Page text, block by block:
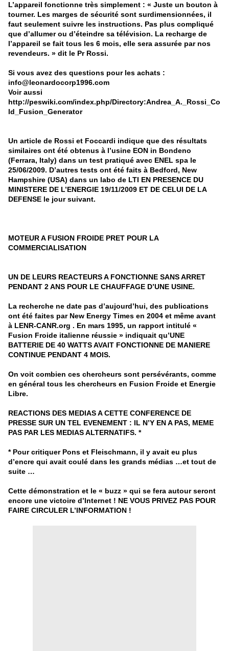
L’appareil fonctionne très simplement : « Juste un bouton à
tourner. Les marges de sécurité sont surdimensionnées, il
faut seulement suivre les instructions. Pas plus compliqué
que d’allumer ou d’éteindre sa télévision. La recharge de
l’appareil se fait tous les 6 mois, elle sera assurée par nos
revendeurs. » dit le Pr Rossi.
Si vous avez des questions pour les achats :
info@leonardocorp1996.com
Voir aussi
http://peswiki.com/index.php/Directory:Andrea_A._Rossi_Co
ld_Fusion_Generator
Un article de Rossi et Foccardi indique que des résultats
similaires ont été obtenus à l’usine EON in Bondeno
(Ferrara, Italy) dans un test pratiqué avec ENEL spa le
25/06/2009. D’autres tests ont été faits à Bedford, New
Hampshire (USA) dans un labo de LTI EN PRESENCE DU
MINISTERE DE L’ENERGIE 19/11/2009 ET DE CELUI DE LA
DEFENSE le jour suivant.
MOTEUR A FUSION FROIDE PRET POUR LA
COMMERCIALISATION
UN DE LEURS REACTEURS A FONCTIONNE SANS ARRET
PENDANT 2 ANS POUR LE CHAUFFAGE D’UNE USINE.
La recherche ne date pas d’aujourd’hui, des publications
ont été faites par New Energy Times en 2004 et même avant
à LENR-CANR.org . En mars 1995, un rapport intitulé «
Fusion Froide italienne réussie » indiquait qu’UNE
BATTERIE DE 40 WATTS AVAIT FONCTIONNE DE MANIERE
CONTINUE PENDANT 4 MOIS.
On voit combien ces chercheurs sont persévérants, comme
en général tous les chercheurs en Fusion Froide et Energie
Libre.
REACTIONS DES MEDIAS A CETTE CONFERENCE DE
PRESSE SUR UN TEL EVENEMENT : IL N’Y EN A PAS, MEME
PAS PAR LES MEDIAS ALTERNATIFS. *
* Pour critiquer Pons et Fleischmann, il y avait eu plus
d’encre qui avait coulé dans les grands médias …et tout de
suite …
Cette démonstration et le « buzz » qui se fera autour seront
encore une victoire d’Internet ! NE VOUS PRIVEZ PAS POUR
FAIRE CIRCULER L’INFORMATION !